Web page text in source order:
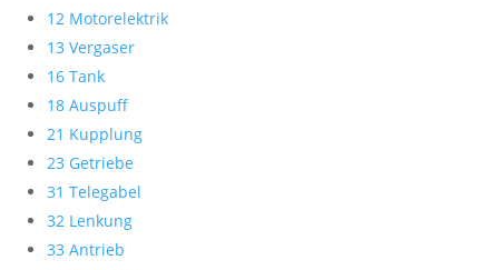
12 Motorelektrik
13 Vergaser
16 Tank
18 Auspuff
21 Kupplung
23 Getriebe
31 Telegabel
32 Lenkung
33 Antrieb